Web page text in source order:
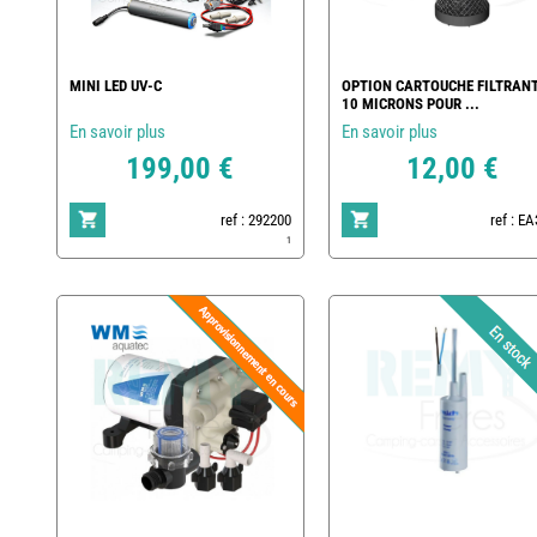
MINI LED UV-C
En savoir plus
199,00 €
ref : 292200
1
OPTION CARTOUCHE
10 MICRONS POUR ...
En savoir plus
12,00 €
ref :